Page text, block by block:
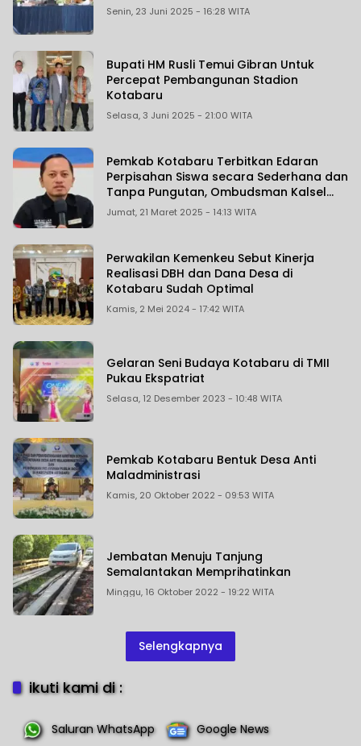
Senin, 23 Juni 2025 - 16:28 WITA
Bupati HM Rusli Temui Gibran Untuk
Percepat Pembangunan Stadion
Kotabaru
Selasa, 3 Juni 2025 - 21:00 WITA
Pemkab Kotabaru Terbitkan Edaran
Perpisahan Siswa secara Sederhana dan
Tanpa Pungutan, Ombudsman Kalsel
Sebut Bisa Diikuti Pemda Lain
Jumat, 21 Maret 2025 - 14:13 WITA
Perwakilan Kemenkeu Sebut Kinerja
Realisasi DBH dan Dana Desa di
Kotabaru Sudah Optimal
Kamis, 2 Mei 2024 - 17:42 WITA
Gelaran Seni Budaya Kotabaru di TMII
Pukau Ekspatriat
Selasa, 12 Desember 2023 - 10:48 WITA
Pemkab Kotabaru Bentuk Desa Anti
Maladministrasi
Kamis, 20 Oktober 2022 - 09:53 WITA
Jembatan Menuju Tanjung
Semalantakan Memprihatinkan
Minggu, 16 Oktober 2022 - 19:22 WITA
Selengkapnya
ikuti kami di :
Saluran WhatsApp Google News